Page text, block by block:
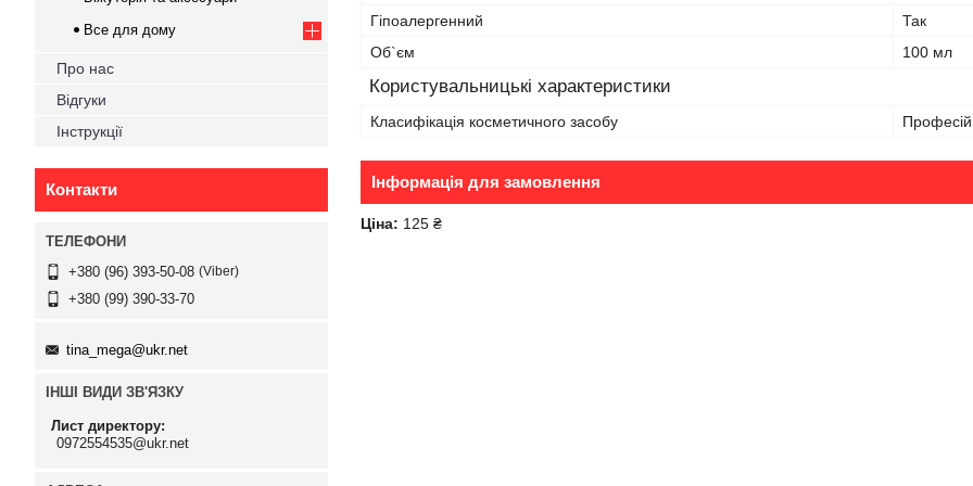
Гіпоалергенний
Так
Об`єм
100 мл
Користувальницькі характеристики
Класифікація косметичного засобу
Інформація для замовлення
Ціна: 125 ₴
Все для дому
Про нас
Відгуки
Інструкції
Контакти
+380 (96) 393-50-08 Viber
+380 (99) 390-33-70
tina_mega@ukr.net
ІНШІ ВИДИ ЗВ'ЯЗКУ
Лист директору
0972554535@ukr.net